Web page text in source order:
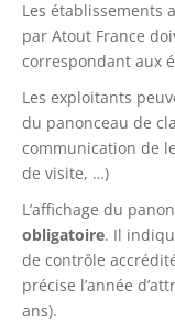
Les établissements
par Atout France
correspondant aux
Les exploitants
du panonceau de
communication de
de visite, …)
L’affichage du
obligatoire. Il
de contrôle
précise l’année
ans).